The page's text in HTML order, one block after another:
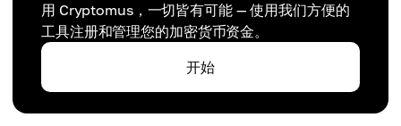
用 Cryptomus，一切皆有可能 — 使用我们方便的
工具注册和管理您的加密货币资金。
开始